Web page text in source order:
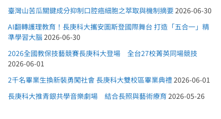
臺灣山苦瓜關鍵成分抑制口腔癌細胞之萃取與機制摘要2026-06-30
AI翻轉護理教育！長庚科大攜安圖斯登國際舞台 打造「五合一」精
準學習大腦 2026-06-30
2026全國教保技藝競賽長庚科大登場 全台27校菁英同場競技
2026-06-01
2千名畢業生換新裝勇闖社會 長庚科大雙校區畢業典禮2026-06-01
長庚科大推青銀共學音樂劇場 結合長照與藝術療育 2026-05-26